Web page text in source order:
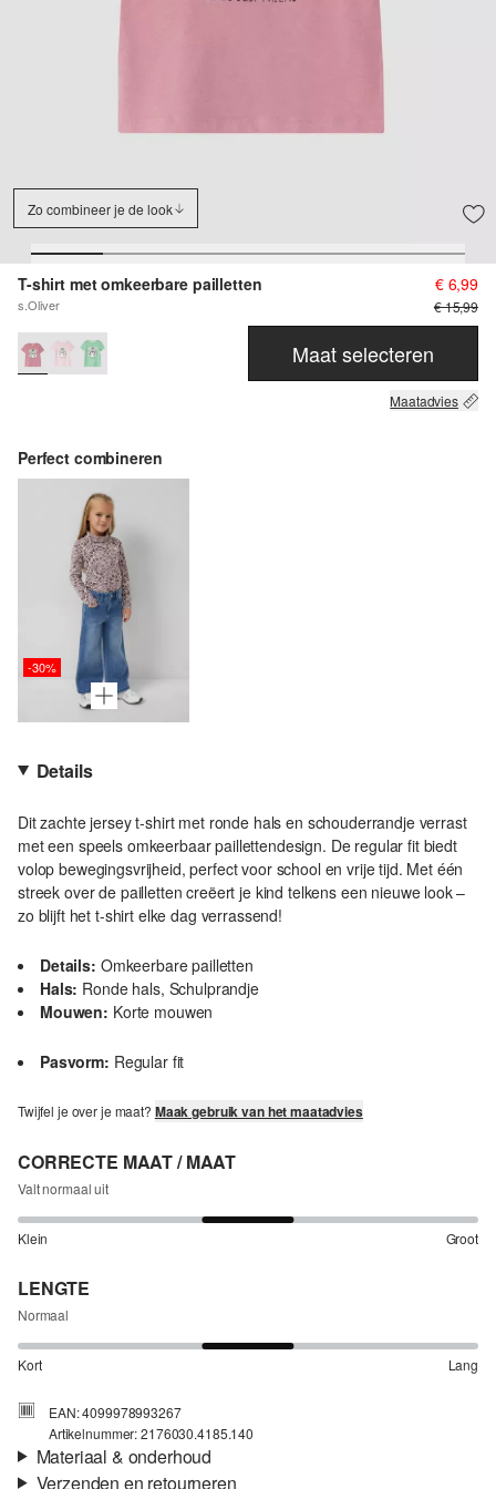
Zo combineer je de look
T-shirt met omkeerbare pailletten
s.Oliver
€ 6,99
€ 15,99
Maat selecteren
Maatadvies
Perfect combineren
-30%
Details
Dit zachte jersey t-shirt met ronde hals en schouderrandje verrast
met een speels omkeerbaar paillettendesign. De regular fit biedt
volop bewegingsvrijheid, perfect voor school en vrije tijd. Met één
streek over de pailletten creëert je kind telkens een nieuwe look –
zo blijft het t-shirt elke dag verrassend!
Details: Omkeerbare pailletten
Hals: Ronde hals, Schulprandje
Mouwen: Korte mouwen
Pasvorm: Regular fit
Twijfel je over je maat? Maak gebruik van het maatadvies
CORRECTE MAAT / MAAT
Valt normaal uit
Klein Groot
LENGTE
Normaal
Kort Lang
EAN: 4099978993267
Artikelnummer: 2176030.4185.140
Materiaal & onderhoud
Verzenden en retourneren